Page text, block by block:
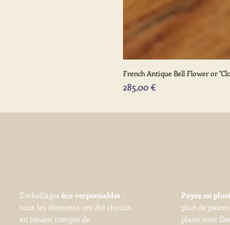
French Antique Bell Flower or
Prix
285,00 €
Emballages éco-responsables :
tous les éléments ont été choisis
en tenant compte de
Payez en
plan de
plans sont